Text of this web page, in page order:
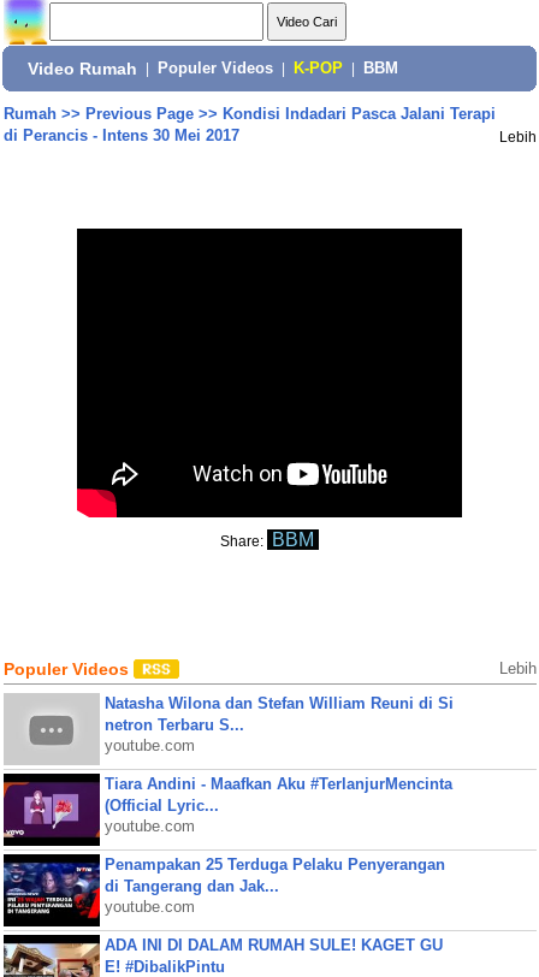
Video Rumah Populer Videos K-POP BBM
Rumah>> Previous Page>> Kondisi Indadari Pasca Jalani Terapi
di Perancis - Intens 30 Mei 2017
Lebih
Share: BBM
Populer Videos Lebih
Natasha Wilona dan Stefan William Reuni di Si
netron Terbaru S...
youtube.com
Tiara Andini - Maafkan Aku #TerlanjurMencinta
(Official Lyric...
youtube.com
Penampakan 25 Terduga Pelaku Penyerangan
di Tangerang dan Jak...
youtube.com
ADA INI DI DALAM RUMAH SULE! KAGET GU
E! #DibalikPintu